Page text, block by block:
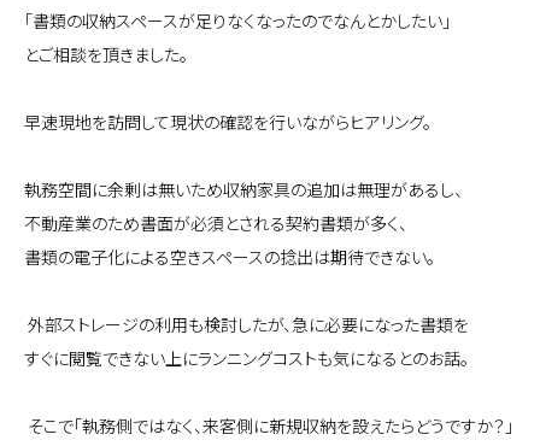
「書類の収納スペースが足りなくなったのでなんとかしたい」
とご相談を頂きました。
早速現地を訪問して現状の確認を行いながらヒアリング。
執務空間に余剰は無いため収納家具の追加は無理があるし、
不動産業のため書面が必須とされる契約書類が多く、
書類の電子化による空きスペースの捻出は期待できない。
外部ストレージの利用も検討したが、急に必要になった書類を
すぐに閲覧できない上にランニングコストも気になるとのお話。
そこで「執務側ではなく、来客側に新規収納を設えたらどうですか？」